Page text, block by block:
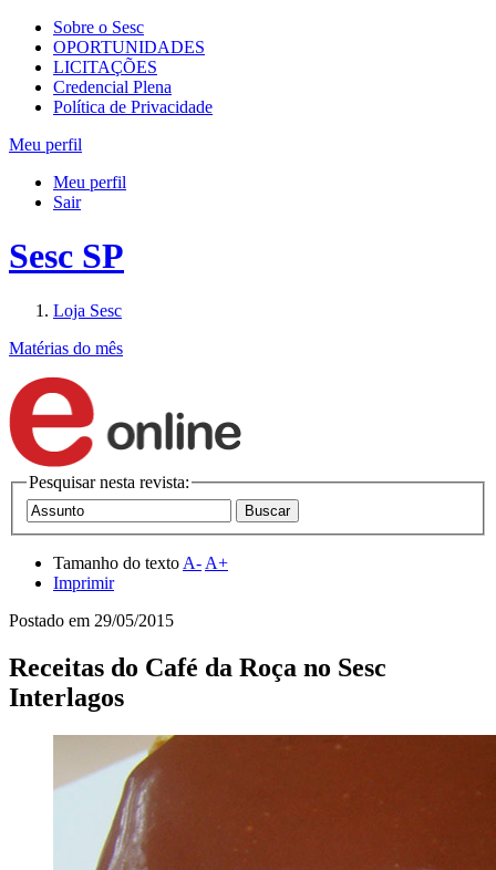
Sobre o Sesc
OPORTUNIDADES
LICITAÇÕES
Credencial Plena
Política de Privacidade
Meu perfil
Meu perfil
Sair
Sesc SP
Loja Sesc
Matérias do mês
Pesquisar nesta revista:
Tamanho do texto A- A+
Imprimir
Postado em 29/05/2015
Receitas do Café da Roça no Sesc
Interlagos